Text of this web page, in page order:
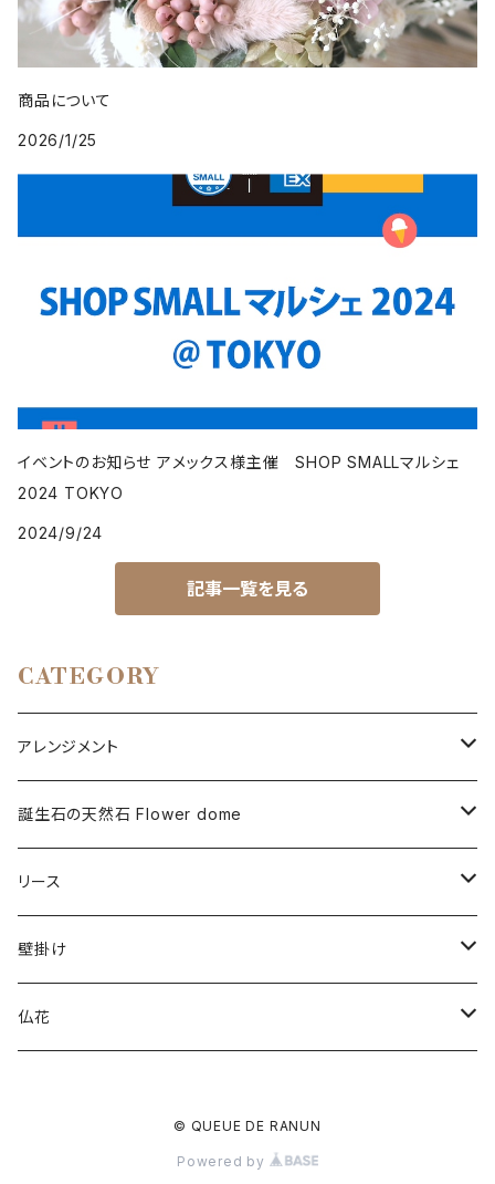
商品について
2026/1/25
イベントのお知らせ アメックス様主催 SHOP SMALLマルシェ
2024 TOKYO
2024/9/24
記事一覧を見る
CATEGORY
アレンジメント
プリザーブドフラワー
ドライフラワー
アーティフィシャルフラワー
誕生石の天然石 Flower dome
プリザーブドフラワー
ドライフラワー
リース
プリザーブドフラワー
ドライフラワー
壁掛け
プリザーブドフラワー
仏花
© QUEUE DE RANUN
Powered by